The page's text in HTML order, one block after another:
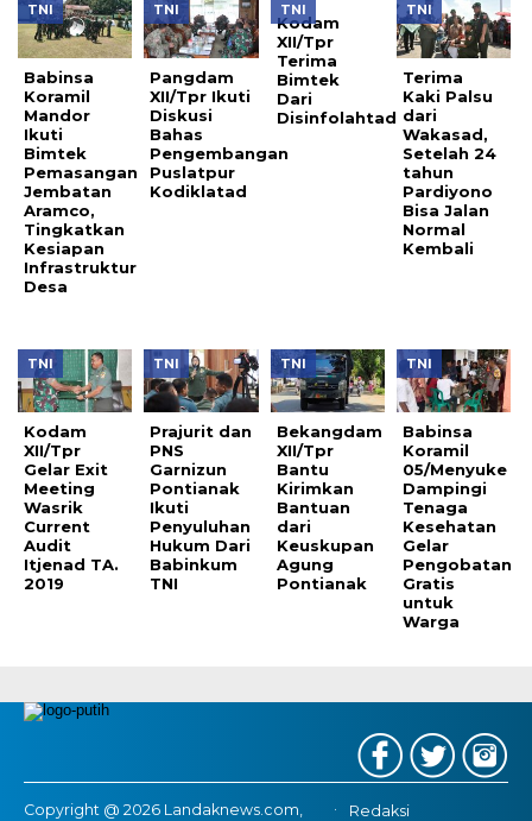
TNI
Babinsa
Koramil
Mandor
Ikuti
Bimtek
Pemasangan
Jembatan
Aramco,
Tingkatkan
Kesiapan
Infrastruktur
Desa
TNI
Pangdam
XII/Tpr Ikuti
Diskusi
Bahas
Pengembangan
Puslatpur
Kodiklatad
TNI
Kodam
XII/Tpr
Terima
Bimtek
Dari
Disinfolahtad
TNI
Terima
Kaki Palsu
dari
Wakasad,
Setelah 24
tahun
Pardiyono
Bisa Jalan
Normal
Kembali
TNI
Kodam
XII/Tpr
Gelar Exit
Meeting
Wasrik
Current
Audit
Itjenad TA.
2019
TNI
Prajurit dan
PNS
Garnizun
Pontianak
Ikuti
Penyuluhan
Hukum Dari
Babinkum
TNI
TNI
Bekangdam
XII/Tpr
Bantu
Kirimkan
Bantuan
dari
Keuskupan
Agung
Pontianak
TNI
Babinsa
Koramil
05/Menyuke
Dampingi
Tenaga
Kesehatan
Gelar
Pengobatan
Gratis
untuk
Warga
Copyright @ 2026 Landaknews.com,
Redaksi